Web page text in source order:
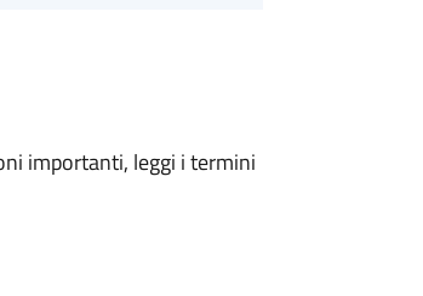
importanti, leggi i termini